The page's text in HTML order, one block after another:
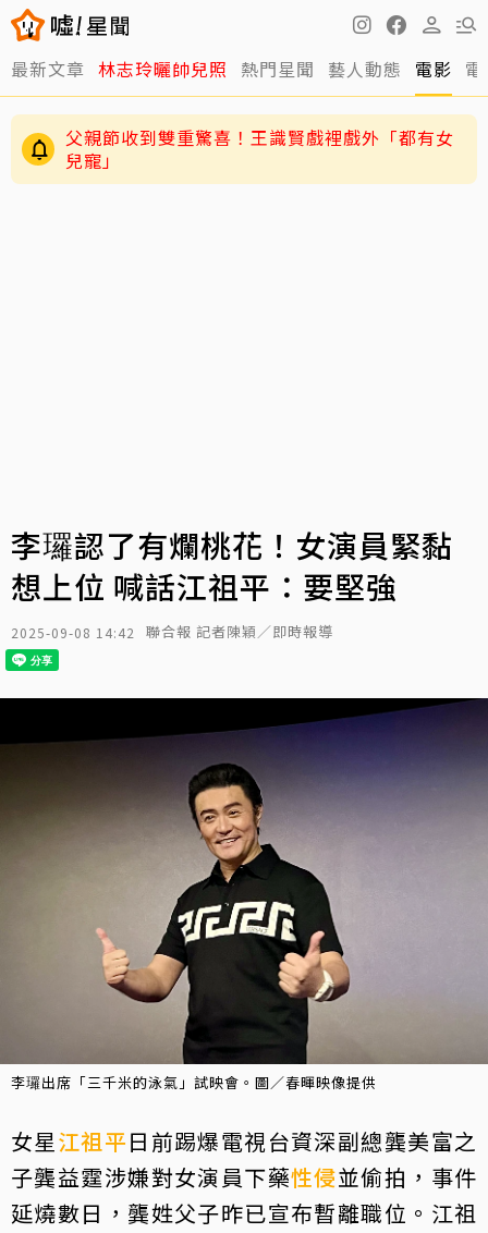
最新文章 林志玲曬帥兒照 熱門星聞 藝人動態 電影
父親節收到雙重驚喜！王識賢戲裡戲外「都有女
兒寵」
李㼈認了有爛桃花！女演員緊黏
想上位 喊話江祖平：要堅強
2025-09-08 14:42 聯合報 記者陳穎／即時報導
李㼈出席「三千米的泳氣」試映會。圖／春暉映像提供
女星江祖平日前踢爆電視台資深副總龔美富之
子龔益霆涉嫌對女演員下藥性侵並偷拍，事件
延燒數日，龔姓父子昨已宣布暫離職位。江祖